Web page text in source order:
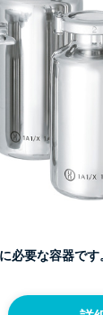
必要な容器で